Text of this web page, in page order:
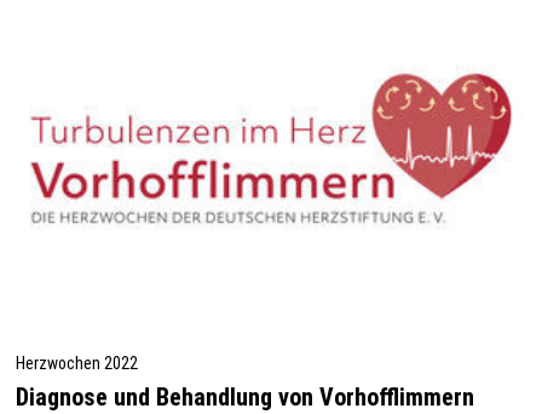
Herzwochen 2022
Diagnose und Behandlung von Vorhofflimmern